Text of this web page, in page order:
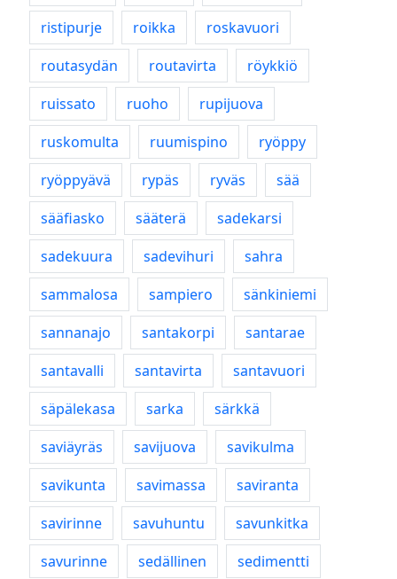
ristipurje
roikka
roskavuori
routasydän
routavirta
röykkiö
ruissato
ruoho
rupijuova
ruskomulta
ruumispino
ryöppy
ryöppyävä
rypäs ryväs
sää
sääfiasko
sääterä
sadekarsi
sadekuura
sadevihuri
sahra
sammalosa
sampiero
sänkiniemi
sannanajo
santakorpi
santarae
santavalli
santavirta
santavuori
säpälekasa
sarka
särkkä
saviäyräs
savijuova
savikulma
savikunta
savimassa
saviranta
savirinne
savuhuntu
savunkitka
savurinne
sedällinen
sedimentti